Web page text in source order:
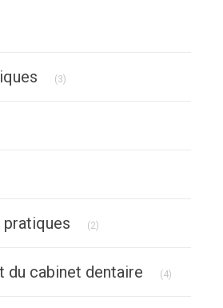
(3)
(2)
du cabinet dentaire (4)